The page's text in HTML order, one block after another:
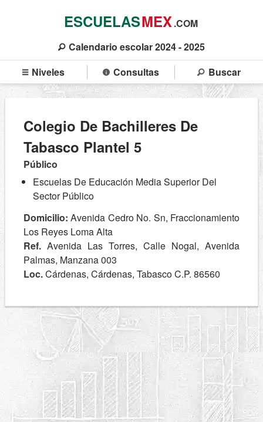
ESCUELASMEX.COM
Calendario escolar 2024 - 2025
Niveles
Consultas Buscar
Colegio De Bachilleres De
Tabasco Plantel 5
Público
Escuelas De Educación Media Superior Del
Sector Público
Domicilio: Avenida Cedro No. Sn, Fraccionamiento
Los Reyes Loma Alta
Ref. Avenida Las Torres, Calle Nogal, Avenida
Palmas, Manzana 003
Loc.Cárdenas, Cárdenas, Tabasco C.P. 86560